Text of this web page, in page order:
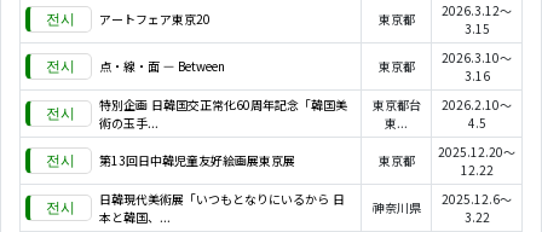
アートフェア東京20 東京都
2026.3.12～
3.15
点・線・面 — Between 東京都
2026.3.10～
3.16
特別企画 日韓国交正常化60周年記念「韓国美
術の玉手...
東京都台
東...
2026.2.10～
4.5
第13回日中韓児童友好絵画展東京展 東京都
2025.12.20～
12.22
日韓現代美術展「いつもとなりにいるから 日
本と韓国、...
神奈川県
2025.12.6～
3.22